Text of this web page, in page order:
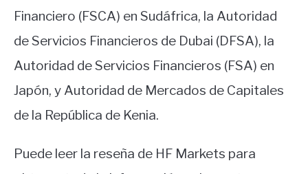
Financiero (FSCA) en Sudáfrica, la Autoridad
de Servicios Financieros de Dubai (DFSA), la
Autoridad de Servicios Financieros (FSA) en
Japón, y Autoridad de Mercados de Capitales
de la República de Kenia.
Puede leer la reseña de HF Markets para